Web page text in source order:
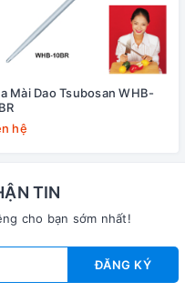
Mài Dao Tsubosan WHB-
hệ
TIN
cho bạn sớm nhất!
ĐĂNG KÝ